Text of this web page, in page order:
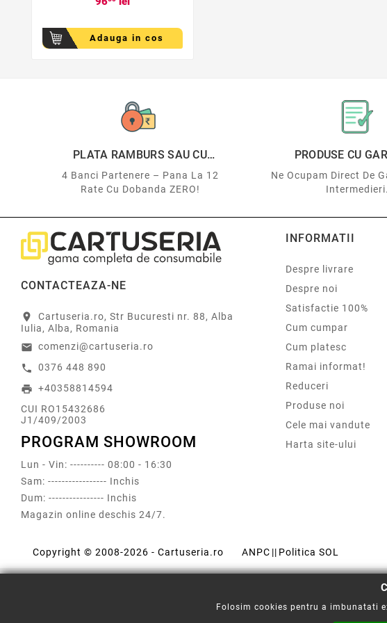
Adauga in cos
PLATA RAMBURS SAU CU
4 Banci Partenere – Pana La 12
Rate Cu Dobanda ZERO!
PRODUSE CU
Ne Ocupam Direct De
Intermedieri.
CONTACTEAZA-NE
location_on
Cartuseria.ro, Str Bucuresti nr. 88, Alba
Iulia, Alba, Romania
email comenzi@cartuseria.ro
call 0376 448 890
print +40358814594
CUI RO15432686
J1/409/2003
PROGRAM SHOWROOM
Lun - Vin: ---------- 08:00 - 16:30
Sam: ----------------- Inchis
Dum: ---------------- Inchis
Magazin online deschis 24/7.
INFORMATII
Despre livrare
Despre noi
Satisfactie 100%
Cum cumpar
Cum platesc
Ramai informat!
Reduceri
Produse noi
Cele mai vandute
Harta site-ului
Copyright © 2008-2026 - Cartuseria.ro ANPC || Politica SOL
Folosim cookies pentru a imbunatati